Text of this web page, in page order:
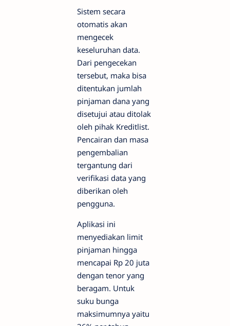
Sistem secara
otomatis akan
mengecek
keseluruhan data.
Dari pengecekan
tersebut, maka bisa
ditentukan jumlah
pinjaman dana yang
disetujui atau ditolak
oleh pihak Kreditlist.
Pencairan dan masa
pengembalian
tergantung dari
verifikasi data yang
diberikan oleh
pengguna.
Aplikasi ini
menyediakan limit
pinjaman hingga
mencapai Rp 20 juta
dengan tenor yang
beragam. Untuk
suku bunga
maksimumnya yaitu